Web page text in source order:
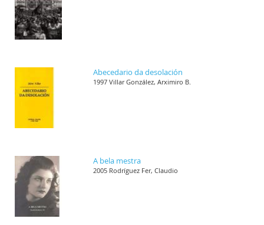
Abecedario da desolación
1997 Villar González, Arximiro B.
A bela mestra
2005 Rodríguez Fer, Claudio